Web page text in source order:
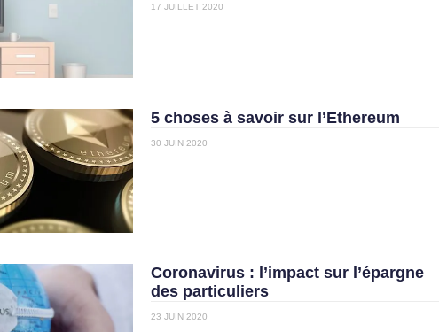
17 JUILLET 2020
5 choses à savoir sur l’Ethereum
30 JUIN 2020
Coronavirus : l’impact sur l’épargne
des particuliers
23 JUIN 2020